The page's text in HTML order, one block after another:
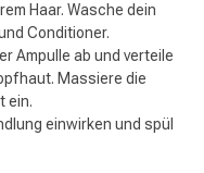
Haar. Wasche dein
Conditioner.
Ampulle ab und verteile
Massiere die
ein.
einwirken und spül